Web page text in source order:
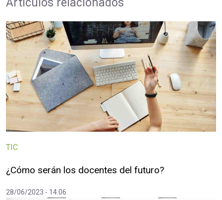
Artículos relacionados
TIC
¿Cómo serán los docentes del futuro?
28/06/2023 - 14:06